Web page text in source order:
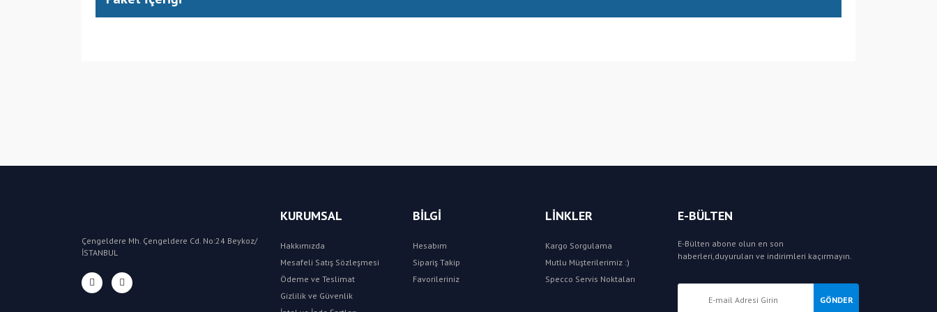
Çengeldere Mh. Çengeldere Cd. No:24 Beykoz/
İSTANBUL
KURUMSAL
Hakkımızda
Mesafeli Satış Sözleşmesi
Ödeme ve Teslimat
Gizlilik ve Güvenlik
BİLGİ
Hesabım
Sipariş Takip
Favorileriniz
LİNKLER
Kargo Sorgulama
Mutlu Müşterilerimiz :)
Specco Servis Noktaları
E-BÜLTEN
E-Bülten abone olun en son
haberleri,duyuruları ve indirimleri kaçırmayın.
GÖNDER